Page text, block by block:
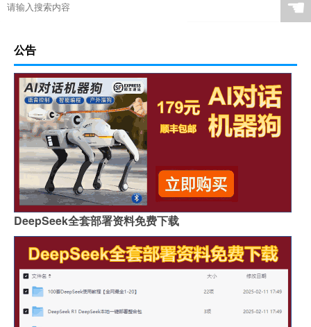
☚
公告
DeepSeek全套部署资料免费下载